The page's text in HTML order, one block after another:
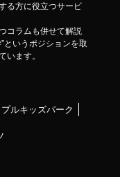
る方に役立つサービ
コラムも併せて解説
というポジションを取
います。
プルキッズパーク